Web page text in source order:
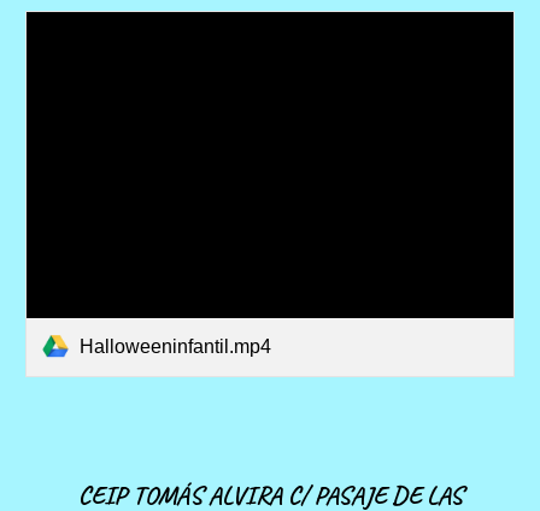
Halloweeninfantil.mp4
CEIP TOMÁS ALVIRA C/ PASAJE DE LAS